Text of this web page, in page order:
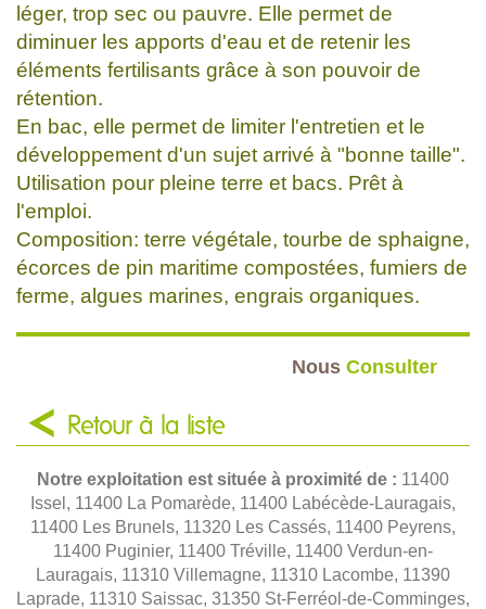
léger, trop sec ou pauvre. Elle permet de
diminuer les apports d'eau et de retenir les
éléments fertilisants grâce à son pouvoir de
rétention.
En bac, elle permet de limiter l'entretien et le
développement d'un sujet arrivé à "bonne taille".
Utilisation pour pleine terre et bacs. Prêt à
l'emploi.
Composition: terre végétale, tourbe de sphaigne,
écorces de pin maritime compostées, fumiers de
ferme, algues marines, engrais organiques.
Nous Consulter
Retour à la liste
Notre exploitation est située à proximité de : 11400
Issel, 11400 La Pomarède, 11400 Labécède-Lauragais,
11400 Les Brunels, 11320 Les Cassés, 11400 Peyrens,
11400 Puginier, 11400 Tréville, 11400 Verdun-en-
Lauragais, 11310 Villemagne, 11310 Lacombe, 11390
Laprade, 11310 Saissac, 31350 St-Ferréol-de-Comminges,